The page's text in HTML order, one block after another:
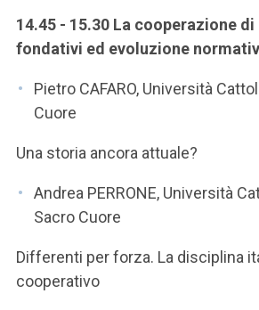
14.45 - 15.30 La cooperazione
fondativi ed evoluzione
Pietro CAFARO, Università
Cuore
Una storia ancora attuale?
Andrea PERRONE, Università
Sacro Cuore
Differenti per forza. La disciplina
cooperativo